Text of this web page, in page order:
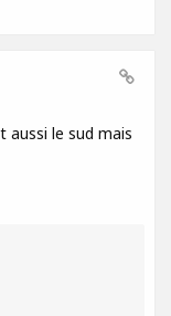
aussi le sud mais